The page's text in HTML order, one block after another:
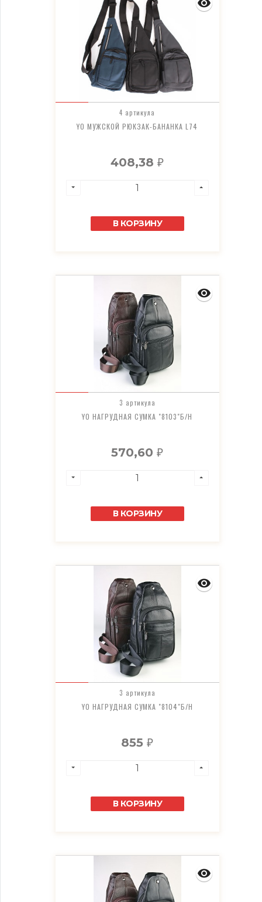
4 артикула
YO МУЖСКОЙ РЮКЗАК-БАНАНКА L74
408,38₽
В КОРЗИНУ
3 артикула
YO НАГРУДНАЯ СУМКА "8103"Б/Н
570,60₽
В КОРЗИНУ
3 артикула
YO НАГРУДНАЯ СУМКА "8104"Б/Н
855₽
В КОРЗИНУ